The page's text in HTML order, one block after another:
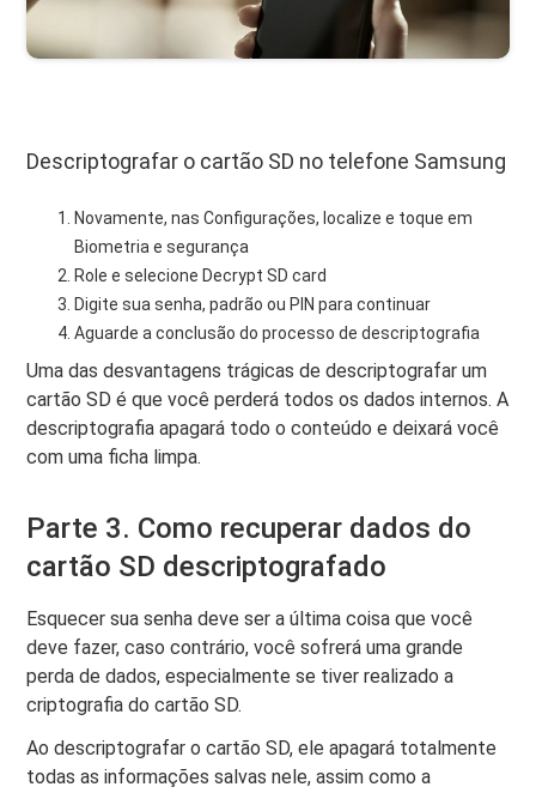
Descriptografar o cartão SD no telefone Samsung
Novamente, nas Configurações, localize e toque em
Biometria e segurança
Role e selecione Decrypt SD card
Digite sua senha, padrão ou PIN para continuar
Aguarde a conclusão do processo de descriptografia
Uma das desvantagens trágicas de descriptografar um
cartão SD é que você perderá todos os dados internos. A
descriptografia apagará todo o conteúdo e deixará você
com uma ficha limpa.
Parte 3. Como recuperar dados do
cartão SD descriptografado
Esquecer sua senha deve ser a última coisa que você
deve fazer, caso contrário, você sofrerá uma grande
perda de dados, especialmente se tiver realizado a
criptografia do cartão SD.
Ao descriptografar o cartão SD, ele apagará totalmente
todas as informações salvas nele, assim como a